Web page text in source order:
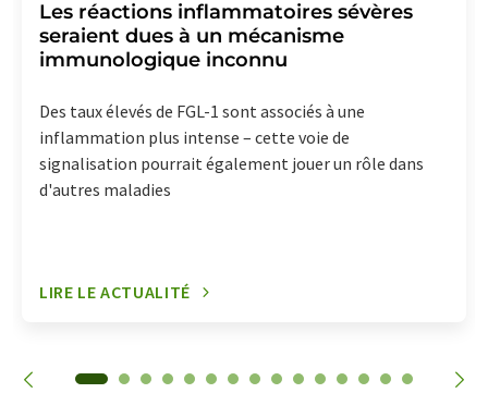
Les réactions inflammatoires sévères
seraient dues à un mécanisme
immunologique inconnu
Des taux élevés de FGL-1 sont associés à une
inflammation plus intense – cette voie de
signalisation pourrait également jouer un rôle dans
d'autres maladies
LIRE LE ACTUALITÉ